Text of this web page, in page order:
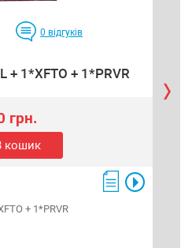
0 відгуків
+ 1*XFTO + 1*PRVR
грн.
кошик
+ 1*PRVR